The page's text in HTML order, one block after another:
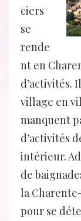
ciers
se
rende
nt en
d’activités.
village en
manquent
d’activités
intérieur.
de
la
pour se